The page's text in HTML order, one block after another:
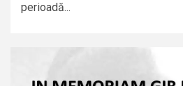
perioadă...